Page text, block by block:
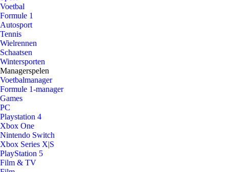
Voetbal
Formule 1
Autosport
Tennis
Wielrennen
Schaatsen
Wintersporten
Managerspelen
Voetbalmanager
Formule 1-manager
Games
PC
Playstation 4
Xbox One
Nintendo Switch
Xbox Series X|S
PlayStation 5
Film & TV